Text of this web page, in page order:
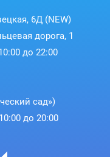
6Д (NEW)
дорога, 1
до 22:00
сад»)
до 20:00